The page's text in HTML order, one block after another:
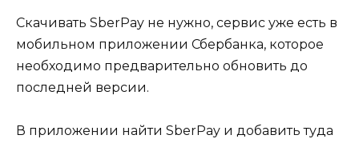
Скачивать SberPay не нужно, сервис уже есть в
мобильном приложении Сбербанка, которое
необходимо предварительно обновить до
последней версии.
В приложении найти SberPay и добавить туда